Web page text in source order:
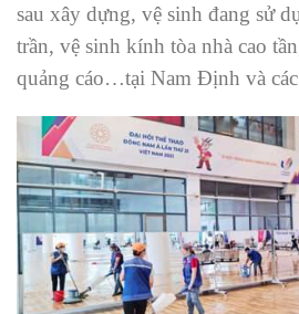
sau xây dựng, vệ sinh đang sử
trần, vệ sinh kính tòa nhà cao
quảng cáo…tại Nam Định và